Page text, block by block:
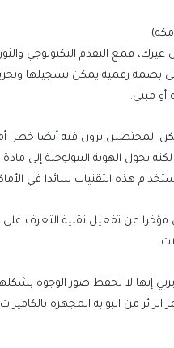
فمع التقدم التكنولوجي
بصمة رقمية يمكن تسجيلها
مبنى.
لكن المختصين يرون فيه أيضا خطرا
يحول الهوية البيولوجية إلى
هذه التقنيات سائدا في
مؤخرا عن تفعيل تقنية التعرف على
إنها لا تحفظ صور الوجوه
من البوابة المجهزة